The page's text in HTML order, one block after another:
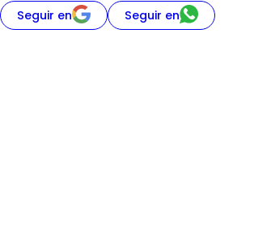
Seguir en Seguir en